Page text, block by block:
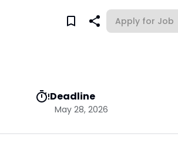
Apply for Job
Deadline
May 28, 2026